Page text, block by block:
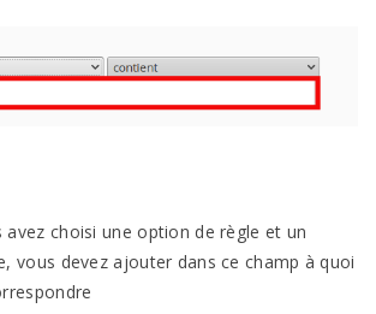
avez choisi une option de règle et un
vous devez ajouter dans ce champ à quoi